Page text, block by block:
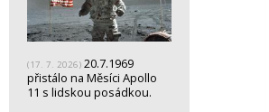
(17. 7. 2026) 20.7.1969
přistálo na Měsíci Apollo
11 s lidskou posádkou.